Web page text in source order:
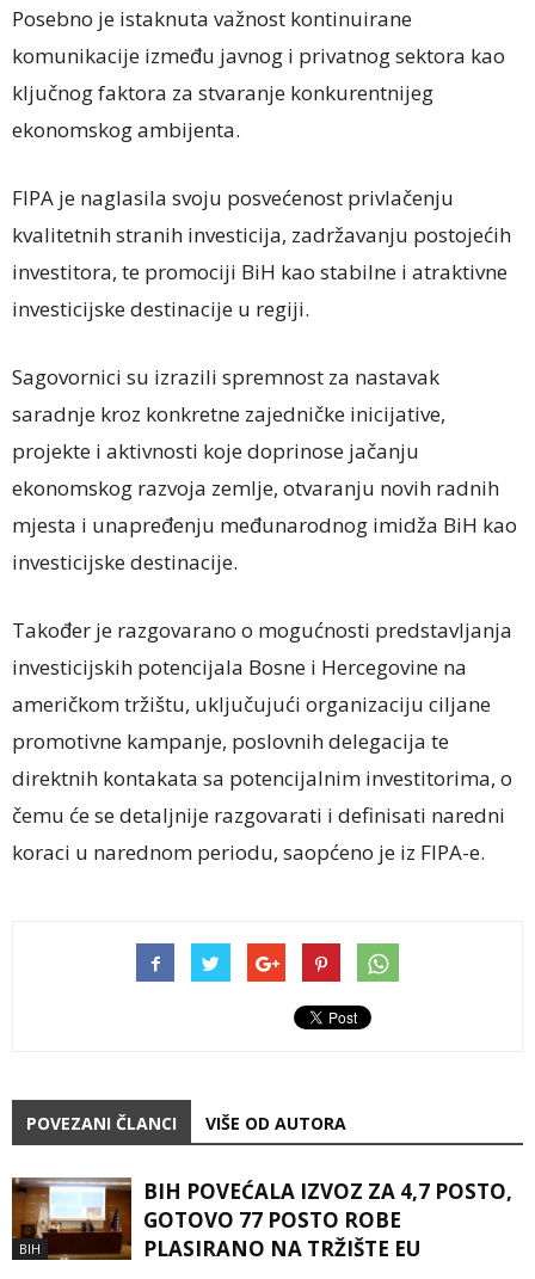
Posebno je istaknuta važnost kontinuirane
komunikacije između javnog i privatnog sektora kao
ključnog faktora za stvaranje konkurentnijeg
ekonomskog ambijenta.
FIPA je naglasila svoju posvećenost privlačenju
kvalitetnih stranih investicija, zadržavanju postojećih
investitora, te promociji BiH kao stabilne i atraktivne
investicijske destinacije u regiji.
Sagovornici su izrazili spremnost za nastavak
saradnje kroz konkretne zajedničke inicijative,
projekte i aktivnosti koje doprinose jačanju
ekonomskog razvoja zemlje, otvaranju novih radnih
mjesta i unapređenju međunarodnog imidža BiH kao
investicijske destinacije.
Također je razgovarano o mogućnosti predstavljanja
investicijskih potencijala Bosne i Hercegovine na
američkom tržištu, uključujući organizaciju ciljane
promotivne kampanje, poslovnih delegacija te
direktnih kontakata sa potencijalnim investitorima, o
čemu će se detaljnije razgovarati i definisati naredni
koraci u narednom periodu, saopćeno je iz FIPA-e.
POVEZANI ČLANCI VIŠE OD AUTORA
BIH
BIH POVEĆALA IZVOZ ZA 4,7 POSTO,
GOTOVO 77 POSTO ROBE
PLASIRANO NA TRŽIŠTE EU